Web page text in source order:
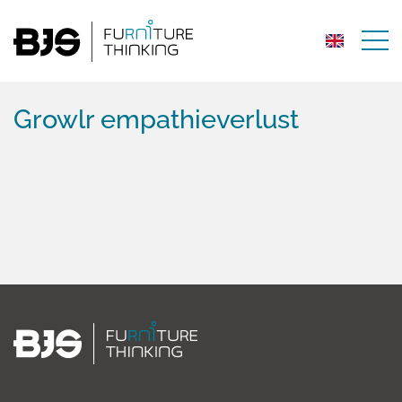
Growlr empathieverlust